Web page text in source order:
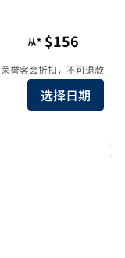
从* $156
荣誉客会折扣，不可退款
选择日期
1/11
下一